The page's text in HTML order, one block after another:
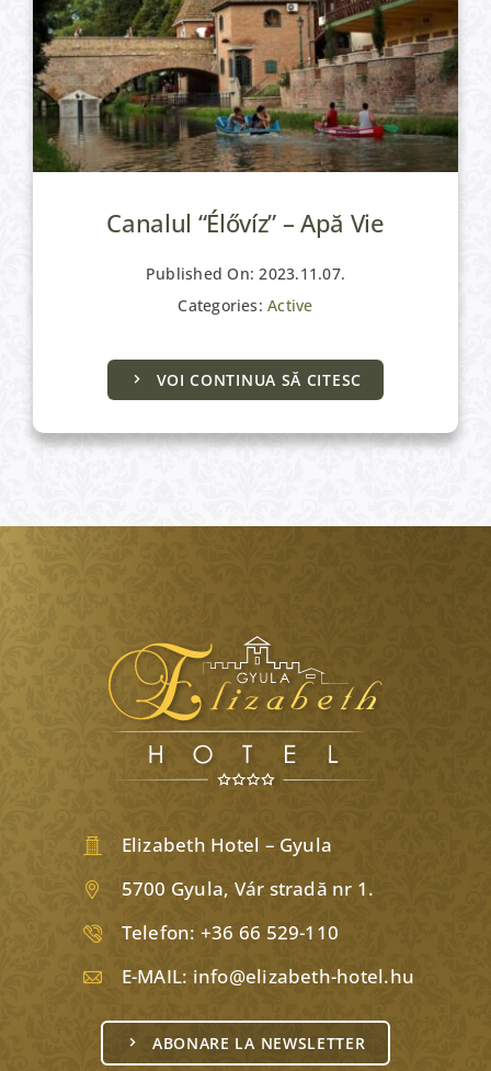
Canalul “Élővíz” – Apă Vie
Published On: 2023.11.07.
Categories:Active
VOI CONTINUA SĂ CITESC
Elizabeth Hotel – Gyula
5700 Gyula, Vár stradă nr 1.
Telefon: +36 66 529-110
E-MAIL: info@elizabeth-hotel.hu
ABONARE LA NEWSLETTER